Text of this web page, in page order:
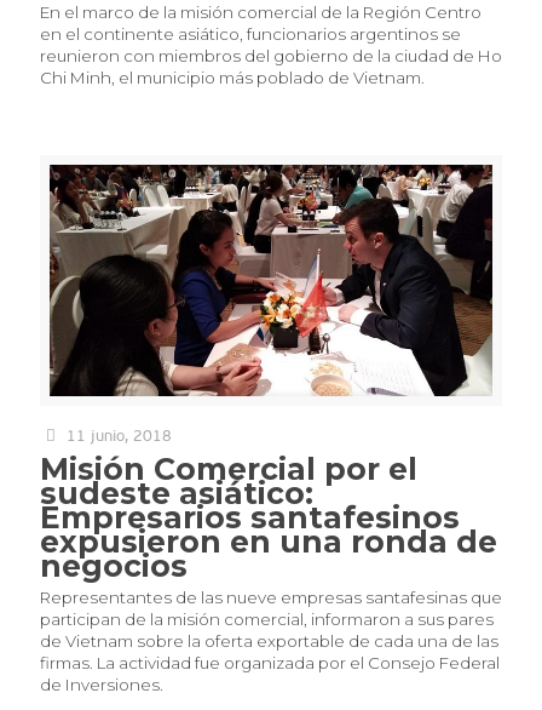
En el marco de la misión comercial de la Región Centro
en el continente asiático, funcionarios argentinos se
reunieron con miembros del gobierno de la ciudad de Ho
Chi Minh, el municipio más poblado de Vietnam.
11 junio, 2018
Misión Comercial por el
sudeste asiático:
Empresarios santafesinos
expusieron en una ronda de
negocios
Representantes de las nueve empresas santafesinas que
participan de la misión comercial, informaron a sus pares
de Vietnam sobre la oferta exportable de cada una de las
firmas. La actividad fue organizada por el Consejo Federal
de Inversiones.